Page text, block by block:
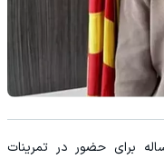
"ورزش سه"، شین کلایورت ۱۸ ساله برای حضور در تمرینات